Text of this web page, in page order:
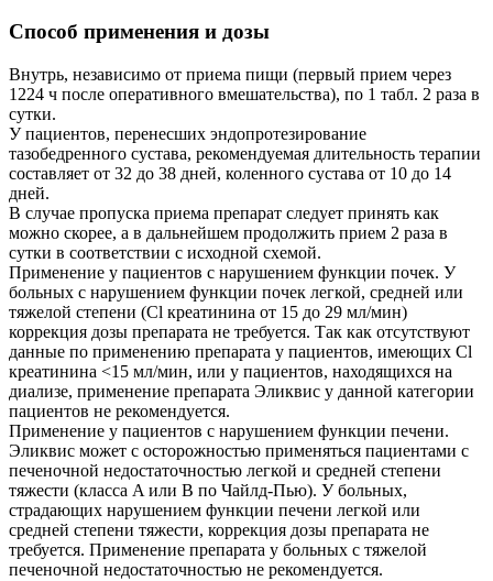
Способ применения и дозы
Внутрь, независимо от приема пищи (первый прием через
1224 ч после оперативного вмешательства), по 1 табл. 2 раза в
сутки.
У пациентов, перенесших эндопротезирование
тазобедренного сустава, рекомендуемая длительность терапии
составляет от 32 до 38 дней, коленного сустава от 10 до 14
дней.
В случае пропуска приема препарат следует принять как
можно скорее, а в дальнейшем продолжить прием 2 раза в
сутки в соответствии с исходной схемой.
Применение у пациентов с нарушением функции почек. У
больных c нарушением функции почек легкой, средней или
тяжелой степени (Cl креатинина от 15 до 29 мл/мин)
коррекция дозы препарата не требуется. Так как отсутствуют
данные по применению препарата у пациентов, имеющих Cl
креатинина <15 мл/мин, или у пациентов, находящихся на
диализе, применение препарата Эликвис у данной категории
пациентов не рекомендуется.
Применение у пациентов с нарушением функции печени.
Эликвис может с осторожностью применяться пациентами с
печеночной недостаточностью легкой и средней степени
тяжести (класса A или B по Чайлд-Пью). У больных,
страдающих нарушением функции печени легкой или
средней степени тяжести, коррекция дозы препарата не
требуется. Применение препарата у больных с тяжелой
печеночной недостаточностью не рекомендуется.